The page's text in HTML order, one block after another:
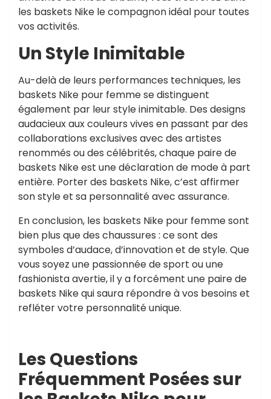
les baskets Nike le compagnon idéal pour toutes
vos activités.
Un Style Inimitable
Au-delà de leurs performances techniques, les
baskets Nike pour femme se distinguent
également par leur style inimitable. Des designs
audacieux aux couleurs vives en passant par des
collaborations exclusives avec des artistes
renommés ou des célébrités, chaque paire de
baskets Nike est une déclaration de mode à part
entière. Porter des baskets Nike, c’est affirmer
son style et sa personnalité avec assurance.
En conclusion, les baskets Nike pour femme sont
bien plus que des chaussures : ce sont des
symboles d’audace, d’innovation et de style. Que
vous soyez une passionnée de sport ou une
fashionista avertie, il y a forcément une paire de
baskets Nike qui saura répondre à vos besoins et
refléter votre personnalité unique.
Les Questions
Fréquemment Posées sur